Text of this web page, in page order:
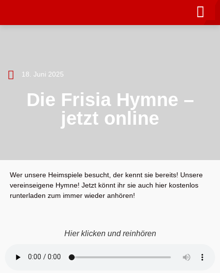
18. Juni 2025
Die Frisia Hymne –
jetzt online
Wer unsere Heimspiele besucht, der kennt sie bereits! Unsere
vereinseigene Hymne! Jetzt könnt ihr sie auch hier kostenlos
runterladen zum immer wieder anhören!
Hier klicken und reinhören